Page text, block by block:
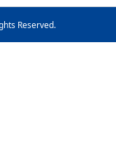
Reserved.